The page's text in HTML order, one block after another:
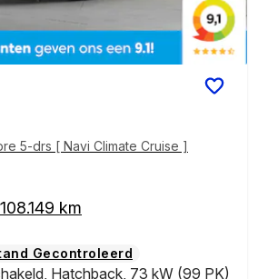
5-drs [ Navi Climate Cruise ]
108.149 km
Gecontroleerd
, Hatchback, 73 kW (99 PK)